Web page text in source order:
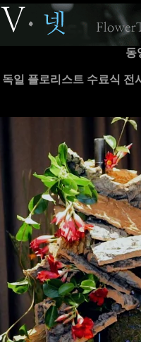
동
일 플로리스트 수료식 전